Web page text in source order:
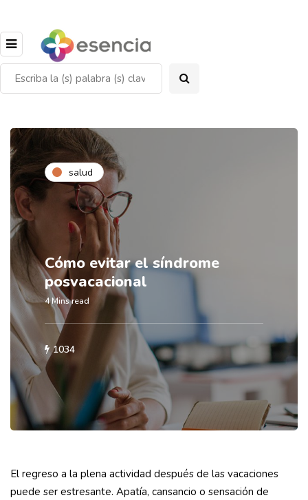
salud
Cómo evitar el síndrome
posvacacional
4 Mins read
1034
El regreso a la plena actividad después de las vacaciones
puede ser estresante. Apatía, cansancio o sensación de